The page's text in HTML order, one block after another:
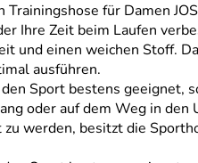
für Damen
Ihre Zeit beim Laufen
und einen weichen Stoff.
ausführen.
Sport bestens
oder auf dem Weg in den
werden, besitzt die